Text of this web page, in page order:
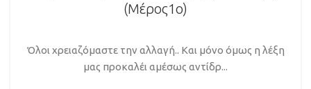
(Μέρος1ο)
Όλοι χρειαζόμαστε την αλλαγή.. Και μόνο όμως η λέξη
μας προκαλέι αμέσως αντίδρ...